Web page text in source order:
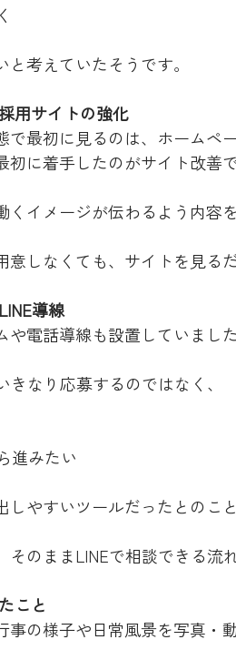
考えていたそうです。
用サイトの強化
最初に見るのは、ホームペ
に着手したのがサイト改善で
くイメージが伝わるよう内容
しなくても、サイトを見る
導線
電話導線も設置していまし
なり応募するのではなく、
進みたい
やすいツールだったとのこと
のままLINEで相談できる流
こと
の様子や日常風景を写真・